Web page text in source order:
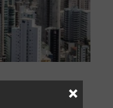
ambiental em×